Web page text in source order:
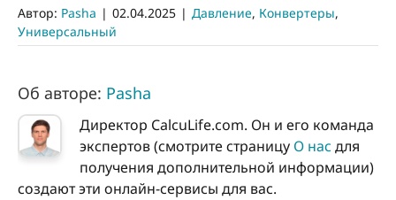
Автор: Pasha | 02.04.2025 | Давление, Конвертеры,
Универсальный
Об авторе: Pasha
Директор CalcuLife.com. Он и его команда
экспертов (смотрите страницу О нас для
получения дополнительной информации)
создают эти онлайн-сервисы для вас.